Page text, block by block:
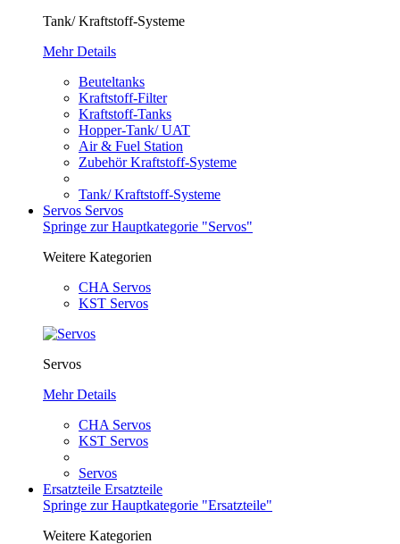
Tank/ Kraftstoff-Systeme
Mehr Details
Beuteltanks
Kraftstoff-Filter
Kraftstoff-Tanks
Hopper-Tank/ UAT
Air & Fuel Station
Zubehör Kraftstoff-Systeme
Tank/ Kraftstoff-Systeme
Servos Servos
Springe zur Hauptkategorie "Servos"
Weitere Kategorien
CHA Servos
KST Servos
Servos
Mehr Details
CHA Servos
KST Servos
Servos
Ersatzteile Ersatzteile
Springe zur Hauptkategorie "Ersatzteile"
Weitere Kategorien